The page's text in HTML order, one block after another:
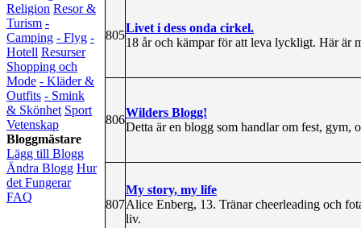
Religion Resor &
Turism -
Camping - Flyg -
Hotell Resurser
Shopping och
Mode - Kläder &
Outfits - Smink
& Skönhet Sport
Vetenskap
Bloggmästare
Lägg till Blogg
Ändra Blogg Hur
det Fungerar
FAQ
805
Livet i dess onda cirkel.
18 år och kämpar för att leva lyckligt. Här är
806
Wilders Blogg!
Detta är en blogg som handlar om fest, gym,
807
My story, my life
Alice Enberg, 13. Tränar cheerleading och
liv.